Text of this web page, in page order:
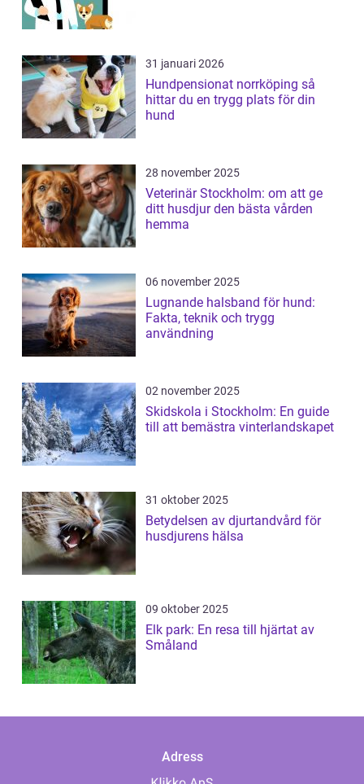
31 januari 2026
Hundpensionat norrköping så
hittar du en trygg plats för din
hund
28 november 2025
Veterinär Stockholm: om att ge
ditt husdjur den bästa vården
hemma
06 november 2025
Lugnande halsband för hund:
Fakta, teknik och trygg
användning
02 november 2025
Skidskola i Stockholm: En guide
till att bemästra vinterlandskapet
31 oktober 2025
Betydelsen av djurtandvård för
husdjurens hälsa
09 oktober 2025
Elk park: En resa till hjärtat av
Småland
Adress